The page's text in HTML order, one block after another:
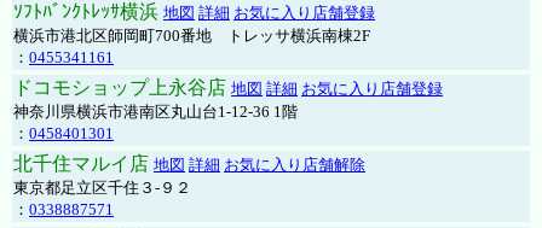
ｿﾌﾄﾊﾞﾝｸﾄﾚｯｻ横浜 地図 詳細 お気に入り店舗登録
横浜市港北区師岡町700番地 トレッサ横浜南棟2F
： 0455341161
ドコモショップ上永谷店 地図 詳細 お気に入り店舗登録
神奈川県横浜市港南区丸山台1-12-36 1階
： 0458401301
北千住マルイ店 地図 詳細 お気に入り店舗解除
東京都足立区千住３-９２
： 0338887571